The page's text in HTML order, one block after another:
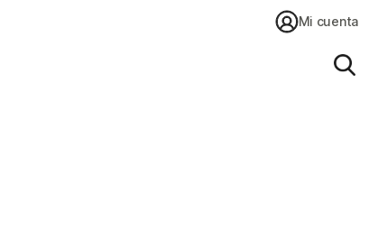
Mi cuenta